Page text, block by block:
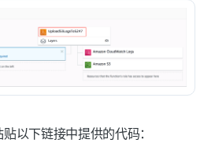
以下链接中提供的代码：